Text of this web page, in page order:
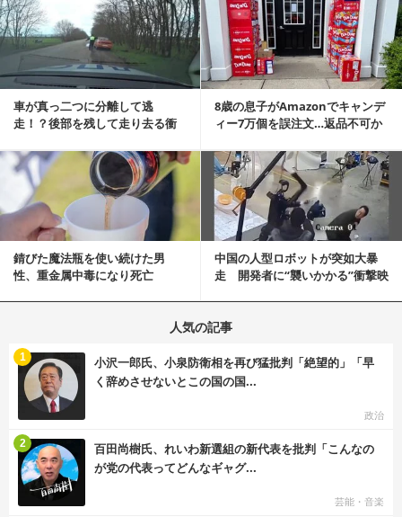
車が真っ二つに分離して逃
走！？後部を残して走り去る衝
8歳の息子がAmazonでキャンデ
ィー7万個を誤注文…返品不可か
記事を読む
錆びた魔法瓶を使い続けた男
性、重金属中毒になり死亡
中国の人型ロボットが突如大暴
走 開発者に“襲いかかる”衝撃映
記事を読む
人気の記事
小沢一郎氏、小泉防衛相を再び猛批判「絶望的」「早
く辞めさせないとこの国の国...
政治
1
百田尚樹氏、れいわ新選組の新代表を批判「こんなの
が党の代表ってどんなギャグ...
芸能・音楽
2